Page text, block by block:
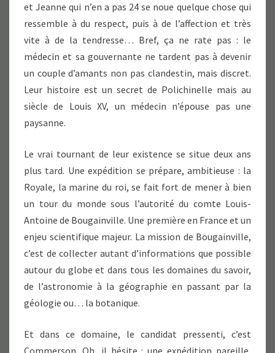
et Jeanne qui n’en a pas 24 se noue quelque chose qui
ressemble à du respect, puis à de l’affection et très
vite à de la tendresse… Bref, ça ne rate pas : le
médecin et sa gouvernante ne tardent pas à devenir
un couple d’amants non pas clandestin, mais discret.
Leur histoire est un secret de Polichinelle mais au
siècle de Louis XV, un médecin n’épouse pas une
paysanne.
Le vrai tournant de leur existence se situe deux ans
plus tard. Une expédition se prépare, ambitieuse : la
Royale, la marine du roi, se fait fort de mener à bien
un tour du monde sous l’autorité du comte Louis-
Antoine de Bougainville. Une première en France et un
enjeu scientifique majeur. La mission de Bougainville,
c’est de collecter autant d’informations que possible
autour du globe et dans tous les domaines du savoir,
de l’astronomie à la géographie en passant par la
géologie ou… la botanique.
Et dans ce domaine, le candidat pressenti, c’est
Commerson. Oh, il hésite : une expédition pareille,